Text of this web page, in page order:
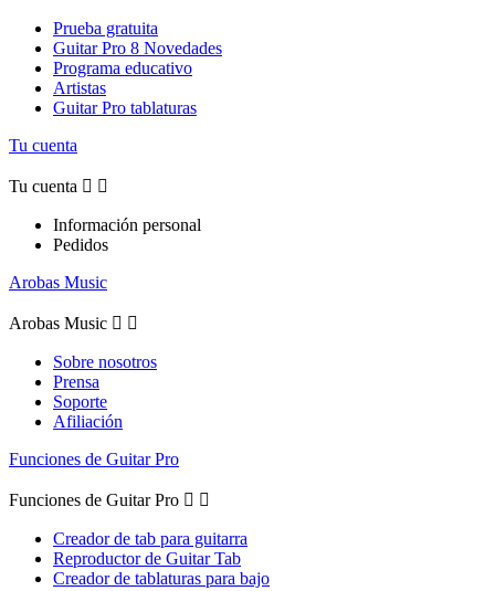
Prueba gratuita
Guitar Pro 8 Novedades
Programa educativo
Artistas
Guitar Pro tablaturas
Tu cuenta
Tu cuenta  
Información personal
Pedidos
Arobas Music
Arobas Music  
Sobre nosotros
Prensa
Soporte
Afiliación
Funciones de Guitar Pro
Funciones de Guitar Pro  
Creador de tab para guitarra
Reproductor de Guitar Tab
Creador de tablaturas para bajo